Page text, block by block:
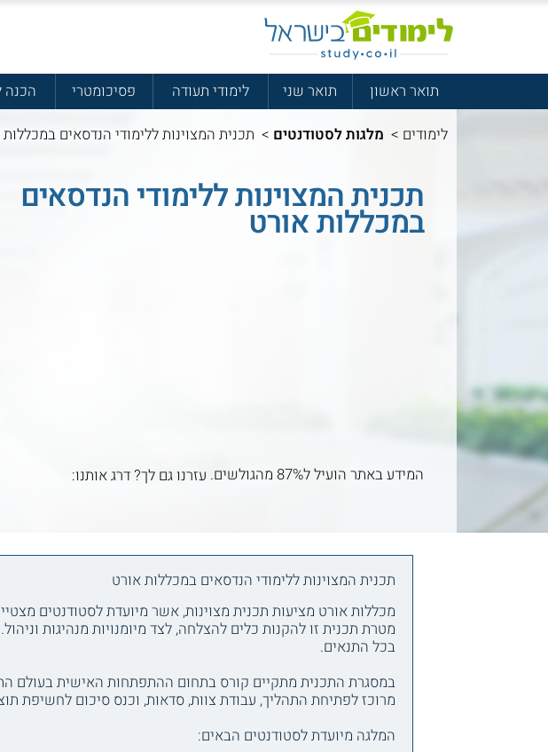
תואר ראשון תואר שני לימודי תעודה פסיכומטרי הכנה
לימודים > מלגות לסטודנטים > תכנית המצוינות ללימודי הנדסאים
תכנית המצוינות ללימודי הנדסאים
במכללות אורט
המידע באתר הועיל ל87% מהגולשים. עזרנו גם לך? דרג אותנו:
תכנית המצוינות ללימודי הנדסאים במכללות אורט
מכללות אורט מציעות תכנית מצוינות, אשר מיועדת לסטודנטים
מטרת תכנית זו להקנות כלים להצלחה, לצד מיומנויות מנהיגות
בכל התנאים.
במסגרת התכנית מתקיים קורס בתחום ההתפתחות האישית בעולם
מרוכז לפתיחת התהליך, עבודת צוות, סדאות, וכנס סיכום לחשיפת תוצרי
המלגה מיועדת לסטודנטים הבאים: